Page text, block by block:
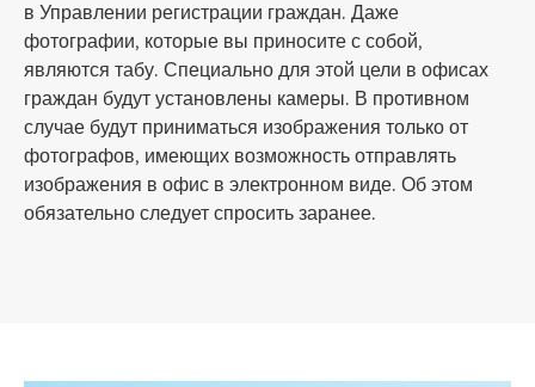
в Управлении регистрации граждан. Даже
фотографии, которые вы приносите с собой,
являются табу. Специально для этой цели в офисах
граждан будут установлены камеры. В противном
случае будут приниматься изображения только от
фотографов, имеющих возможность отправлять
изображения в офис в электронном виде. Об этом
обязательно следует спросить заранее.